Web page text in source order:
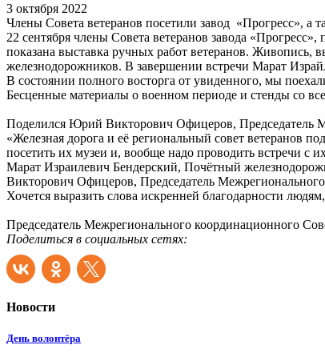
3 октября 2022
Члены Совета ветеранов посетили завод «Прогресс», а
22 сентября члены Совета ветеранов завода
показана выставка ручных работ ветеранов.
железнодорожников. В завершении встречи Марат
В состоянии полного восторга от увиденного, мы
Бесценные материалы о военном периоде и стенды со
Поделился Юрий Викторович Офицеров, Председатель
«Железная дорога и её региональный совет
посетить их музеи и, вообще надо проводить встречи с
Марат Израилевич Бендерский, Почётный
Викторович Офицеров, Председатель
Хочется выразить слова искренней благодарности
Председатель Межрегионального координационного
Поделиться в социальных сетях:
Новости
День волонтёра